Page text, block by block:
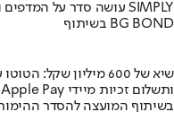
מומחה BG BOND עושה סדר על המדפים ומציג את מותג הצבע SIMPLY
בשיתוף BG BOND
שיא של 600 מיליון שקל: הטוטו עושה מהפיכה
יחסי הימור משופרים, הפקדות ב-Apple Pay ותשלום זכיות מיידי
בשיתוף המועצה להסדר